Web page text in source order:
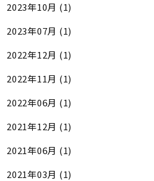
2023年10月 (1)
2023年07月 (1)
2022年12月 (1)
2022年11月 (1)
2022年06月 (1)
2021年12月 (1)
2021年06月 (1)
2021年03月 (1)